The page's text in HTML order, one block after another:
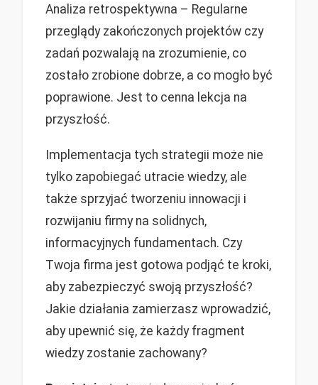
Analiza retrospektywna – Regularne
przeglądy zakończonych projektów czy
zadań pozwalają na zrozumienie, co
zostało zrobione dobrze, a co mogło być
poprawione. Jest to cenna lekcja na
przyszłość.
Implementacja tych strategii może nie
tylko zapobiegać utracie wiedzy, ale
także sprzyjać tworzeniu innowacji i
rozwijaniu firmy na solidnych,
informacyjnych fundamentach. Czy
Twoja firma jest gotowa podjąć te kroki,
aby zabezpieczyć swoją przyszłość?
Jakie działania zamierzasz wprowadzić,
aby upewnić się, że każdy fragment
wiedzy zostanie zachowany?